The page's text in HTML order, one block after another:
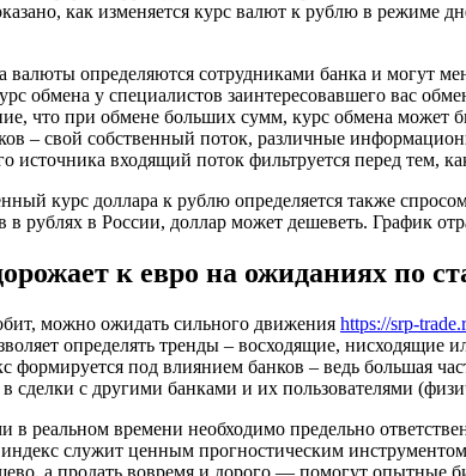
как изменяется курс валют к рублю в
валюты определяются сотрудниками банка и могут
обмена у специалистов заинтересовавшего вас
что при обмене больших сумм, курс обмена
– свой собственный поток, различные
источника входящий поток фильтруется перед тем,
курс доллара к рублю определяется также
в рублях в России, доллар может дешеветь. График
к евро на ожиданиях по
можно ожидать сильного движения https://srp-
определять тренды – восходящие,
под влиянием банков – ведь большая
в сделки с другими банками и их пользователями
в реальном времени необходимо предельно
служит ценным прогностическим
а продать вовремя и дорого — помогут опытные